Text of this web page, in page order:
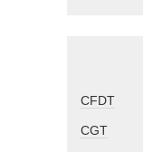
CFDT
CGT